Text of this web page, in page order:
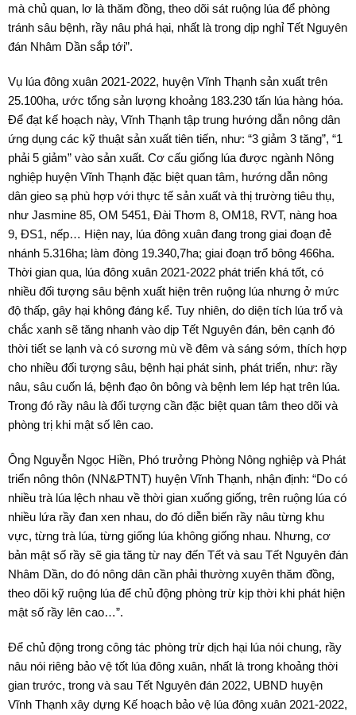
mà chủ quan, lơ là thăm đồng, theo dõi sát ruộng lúa để phòng
tránh sâu bệnh, rầy nâu phá hại, nhất là trong dịp nghỉ Tết Nguyên
đán Nhâm Dần sắp tới”.
Vụ lúa đông xuân 2021-2022, huyện Vĩnh Thạnh sản xuất trên
25.100ha, ước tổng sản lượng khoảng 183.230 tấn lúa hàng hóa.
Ðể đạt kế hoạch này, Vĩnh Thạnh tập trung hướng dẫn nông dân
ứng dụng các kỹ thuật sản xuất tiên tiến, như: “3 giảm 3 tăng”, “1
phải 5 giảm” vào sản xuất. Cơ cấu giống lúa được ngành Nông
nghiệp huyện Vĩnh Thạnh đặc biệt quan tâm, hướng dẫn nông
dân gieo sạ phù hợp với thực tế sản xuất và thị trường tiêu thụ,
như Jasmine 85, OM 5451, Ðài Thơm 8, OM18, RVT, nàng hoa
9, ÐS1, nếp… Hiện nay, lúa đông xuân đang trong giai đoạn đẻ
nhánh 5.316ha; làm đòng 19.340,7ha; giai đoạn trổ bông 466ha.
Thời gian qua, lúa đông xuân 2021-2022 phát triển khá tốt, có
nhiều đối tượng sâu bệnh xuất hiện trên ruộng lúa nhưng ở mức
độ thấp, gây hại không đáng kể. Tuy nhiên, do diện tích lúa trổ và
chắc xanh sẽ tăng nhanh vào dịp Tết Nguyên đán, bên cạnh đó
thời tiết se lạnh và có sương mù về đêm và sáng sớm, thích hợp
cho nhiều đối tượng sâu, bệnh hại phát sinh, phát triển, như: rầy
nâu, sâu cuốn lá, bệnh đạo ôn bông và bệnh lem lép hạt trên lúa.
Trong đó rầy nâu là đối tượng cần đặc biệt quan tâm theo dõi và
phòng trị khi mật số lên cao.
Ông Nguyễn Ngọc Hiền, Phó trưởng Phòng Nông nghiệp và Phát
triển nông thôn (NN&PTNT) huyện Vĩnh Thạnh, nhận định: “Do có
nhiều trà lúa lệch nhau về thời gian xuống giống, trên ruộng lúa có
nhiều lứa rầy đan xen nhau, do đó diễn biến rầy nâu từng khu
vực, từng trà lúa, từng giống lúa không giống nhau. Nhưng, cơ
bản mật số rầy sẽ gia tăng từ nay đến Tết và sau Tết Nguyên đán
Nhâm Dần, do đó nông dân cần phải thường xuyên thăm đồng,
theo dõi kỹ ruộng lúa để chủ động phòng trừ kịp thời khi phát hiện
mật số rầy lên cao…”.
Ðể chủ động trong công tác phòng trừ dịch hại lúa nói chung, rầy
nâu nói riêng bảo vệ tốt lúa đông xuân, nhất là trong khoảng thời
gian trước, trong và sau Tết Nguyên đán 2022, UBND huyện
Vĩnh Thạnh xây dựng Kế hoạch bảo vệ lúa đông xuân 2021-2022,